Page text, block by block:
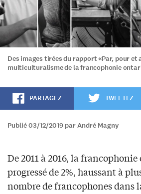
Des images tirées du rapport «Par, pour et
multiculturalisme de la francophonie
PARTAGEZ TWEETEZ
Publié 03/12/2019 par André Magny
De 2011 à 2016, la
progressé de 2%, haussant à
nombre de francophones dans